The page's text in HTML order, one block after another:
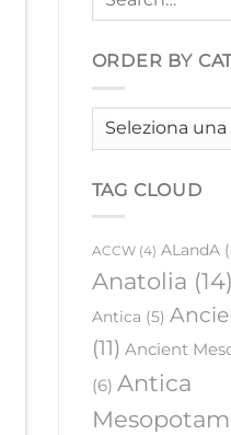
ORDER BY
Order
TAG CLOUD
ACCW(4) ALandA
Anatolia (14)
Antica (5)
(11) Ancient
(6) Antica